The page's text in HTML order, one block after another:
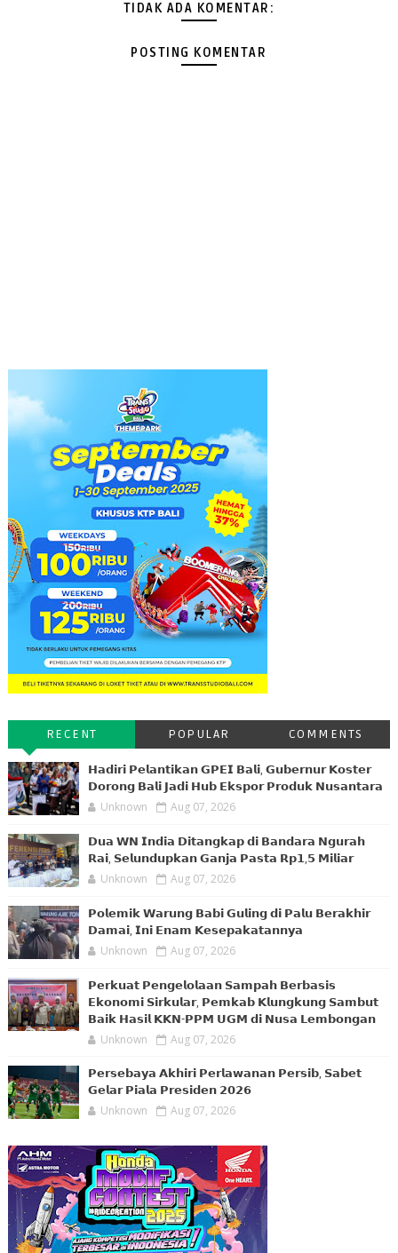
TIDAK ADA KOMENTAR:
POSTING KOMENTAR
RECENT POPULAR COMMENTS
𝗛𝗮𝗱𝗶𝗿𝗶 𝗣𝗲𝗹𝗮𝗻𝘁𝗶𝗸𝗮𝗻 𝗚𝗣𝗘𝗜 𝗕𝗮𝗹𝗶, 𝗚𝘂𝗯𝗲𝗿𝗻𝘂𝗿 𝗞𝗼𝘀𝘁𝗲𝗿
𝗗𝗼𝗿𝗼𝗻𝗴 𝗕𝗮𝗹𝗶 𝗝𝗮𝗱𝗶 𝗛𝘂𝗯 𝗘𝗸𝘀𝗽𝗼𝗿 𝗣𝗿𝗼𝗱𝘂𝗸 𝗡𝘂𝘀𝗮𝗻𝘁𝗮𝗿𝗮
Unknown Aug 07, 2026
𝗗𝘂𝗮 𝗪𝗡 𝗜𝗻𝗱𝗶𝗮 𝗗𝗶𝘁𝗮𝗻𝗴𝗸𝗮𝗽 𝗱𝗶 𝗕𝗮𝗻𝗱𝗮𝗿𝗮 𝗡𝗴𝘂𝗿𝗮𝗵
𝗥𝗮𝗶, 𝗦𝗲𝗹𝘂𝗻𝗱𝘂𝗽𝗸𝗮𝗻 𝗚𝗮𝗻𝗷𝗮 𝗣𝗮𝘀𝘁𝗮 𝗥𝗽𝟭,𝟱 𝗠𝗶𝗹𝗶𝗮𝗿
Unknown Aug 07, 2026
𝗣𝗼𝗹𝗲𝗺𝗶𝗸 𝗪𝗮𝗿𝘂𝗻𝗴 𝗕𝗮𝗯𝗶 𝗚𝘂𝗹𝗶𝗻𝗴 𝗱𝗶 𝗣𝗮𝗹𝘂 𝗕𝗲𝗿𝗮𝗸𝗵𝗶𝗿
𝗗𝗮𝗺𝗮𝗶, 𝗜𝗻𝗶 𝗘𝗻𝗮𝗺 𝗞𝗲𝘀𝗲𝗽𝗮𝗸𝗮𝘁𝗮𝗻𝗻𝘆𝗮
Unknown Aug 07, 2026
𝗣𝗲𝗿𝗸𝘂𝗮𝘁 𝗣𝗲𝗻𝗴𝗲𝗹𝗼𝗹𝗮𝗮𝗻 𝗦𝗮𝗺𝗽𝗮𝗵 𝗕𝗲𝗿𝗯𝗮𝘀𝗶𝘀
𝗘𝗸𝗼𝗻𝗼𝗺𝗶 𝗦𝗶𝗿𝗸𝘂𝗹𝗮𝗿, 𝗣𝗲𝗺𝗸𝗮𝗯 𝗞𝗹𝘂𝗻𝗴𝗸𝘂𝗻𝗴 𝗦𝗮𝗺𝗯𝘂𝘁
𝗕𝗮𝗶𝗸 𝗛𝗮𝘀𝗶𝗹 𝗞𝗞𝗡-𝗣𝗣𝗠 𝗨𝗚𝗠 𝗱𝗶 𝗡𝘂𝘀𝗮 𝗟𝗲𝗺𝗯𝗼𝗻𝗴𝗮𝗻
Unknown Aug 07, 2026
𝗣𝗲𝗿𝘀𝗲𝗯𝗮𝘆𝗮 𝗔𝗸𝗵𝗶𝗿𝗶 𝗣𝗲𝗿𝗹𝗮𝘄𝗮𝗻𝗮𝗻 𝗣𝗲𝗿𝘀𝗶𝗯, 𝗦𝗮𝗯𝗲𝘁
𝗚𝗲𝗹𝗮𝗿 𝗣𝗶𝗮𝗹𝗮 𝗣𝗿𝗲𝘀𝗶𝗱𝗲𝗻 𝟮𝟬𝟮𝟲
Unknown Aug 07, 2026